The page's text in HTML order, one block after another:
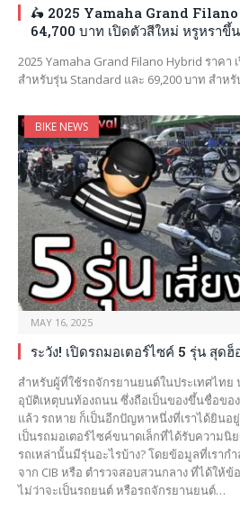
🛵 2025 Yamaha Grand
64,700 บาท เปิดตัวสีใหม่ หรูหราขึ้
2025 Yamaha Grand Filano Hybrid ราคา
สำหรับรุ่น Standard และ 69,200 บาท สำห
BIKE NEWS
MAY 16, 2025
ระวัง! เปิดรถมอเตอร์ไซค์ 5 รุ่น สุด
สำหรับผู้ที่ใช้รถจักรยานยนต์ในประเทศไทย
อุบัติเหตุบนท้องถนน ซึ่งถือเป็นของขึ้นชื่อขอ
แล้ว รถหาย ก็เป็นอีกปัญหาหนึ่งที่เราได้ยิน
เป็นรถมอเตอร์ไซค์ขนาดเล็กที่ได้รับความนิ
รถเหล่านั้นมีรุ่นอะไรบ้าง? โดยข้อมูลที่เราก
จาก CIB หรือ ตำรวจสอบสวนกลาง ที่ได้ให้
ไม่ว่าจะเป็นรถยนต์ หรือรถจักรยานยนต์…